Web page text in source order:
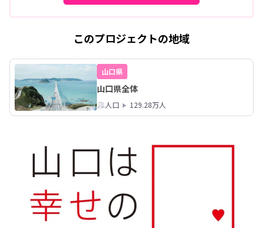
このプロジェクトの地域
山口県
山口県全体
人口 129.28万人